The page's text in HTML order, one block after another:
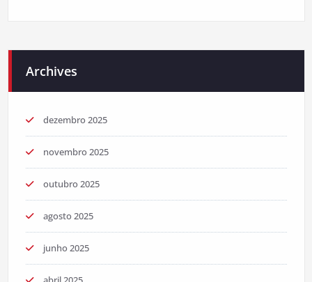
Archives
dezembro 2025
novembro 2025
outubro 2025
agosto 2025
junho 2025